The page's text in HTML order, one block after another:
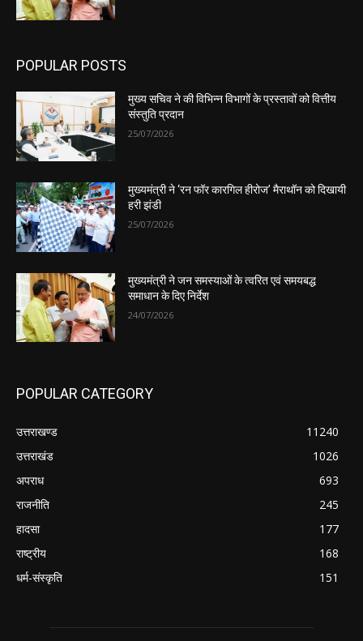
POPULAR POSTS
मुख्य सचिव ने की विभिन्न विभागों के प्रस्तावों को वित्तीय
संस्तुति प्रदान
25/07/2026
मुख्यमंत्री ने ‘रन फॉर कारगिल हीरोज’ मैराथॉन को दिखायी
हरी झंडी
25/07/2026
मुख्यमंत्री ने जन समस्याओं के त्वरित एवं समयबद्ध
समाधान के दिए निर्देश
24/07/2026
POPULAR CATEGORY
उत्तराखण्ड
11240
उत्तराखंड
1026
अपराध
693
राजनीति
245
हादसा
177
राष्ट्रीय
168
धर्म-संस्कृति
151